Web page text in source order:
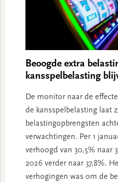
Beoogde extra
kansspelbelasting
De monitor naar de
de kansspelbelasting laat
belastingopbrengsten
verwachtingen. Per 1
verhoogd van 30,5% naar
2026 verder naar 37,8%.
verhogingen was om de